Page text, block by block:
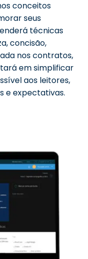
conceitos
seus
técnicas
concisão,
nos contratos,
em simplificar
aos leitores,
e expectativas.